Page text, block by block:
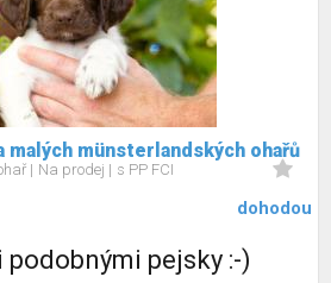
malých münsterlandských ohařů
Na prodej s PP FCI
dohodou
pejsky :-)